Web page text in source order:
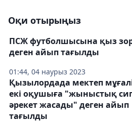
Оқи отырыңыз
01:44, 04 наурыз 2023
ПСЖ футболшысына қыз
деген айып тағылды
Қызылордада мектеп
екі оқушыға "жыныстық
әрекет жасады" деген айып
тағылды